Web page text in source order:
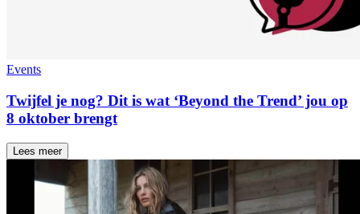
Events
Twijfel je nog? Dit is wat ‘Beyond the Trend’ jou op
8 oktober brengt
Lees meer